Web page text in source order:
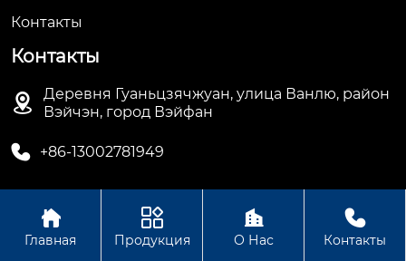
Контакты
Контакты

Деревня Гуаньцзячжуан, улица Ванлю, район
Вэйчэн, город Вэйфан
 +86-13002781949
Авторское право© ООО Вэйфан Дэхуа
Электрооборудование

Главная

Продукция

О Нас

Контакты